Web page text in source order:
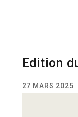
Edition
27 MARS 2025